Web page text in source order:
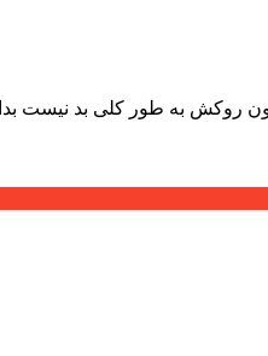
به طور کلی بد نیست